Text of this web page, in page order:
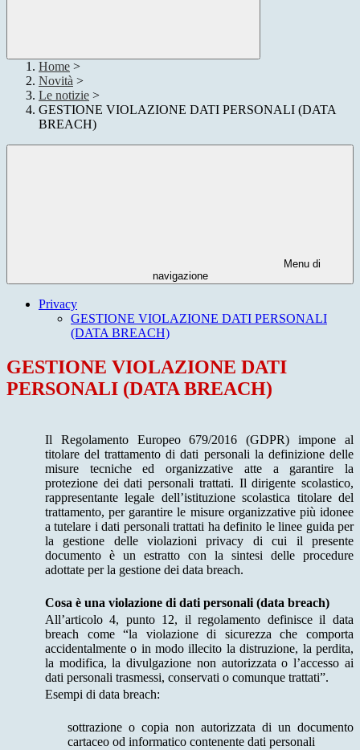
Home >
Novità >
Le notizie >
GESTIONE VIOLAZIONE DATI PERSONALI (DATA
BREACH)
Menu di
navigazione
Privacy
GESTIONE VIOLAZIONE DATI PERSONALI
(DATA BREACH)
GESTIONE VIOLAZIONE DATI
PERSONALI (DATA BREACH)
Il Regolamento Europeo 679/2016 (GDPR) impone al
titolare del trattamento di dati personali la definizione delle
misure tecniche ed organizzative atte a garantire la
protezione dei dati personali trattati. Il dirigente scolastico,
rappresentante legale dell’istituzione scolastica titolare del
trattamento, per garantire le misure organizzative più idonee
a tutelare i dati personali trattati ha definito le linee guida per
la gestione delle violazioni privacy di cui il presente
documento è un estratto con la sintesi delle procedure
adottate per la gestione dei data breach.
Cosa è una violazione di dati personali (data breach)
All’articolo 4, punto 12, il regolamento definisce il data
breach come “la violazione di sicurezza che comporta
accidentalmente o in modo illecito la distruzione, la perdita,
la modifica, la divulgazione non autorizzata o l’accesso ai
dati personali trasmessi, conservati o comunque trattati”.
Esempi di data breach:
sottrazione o copia non autorizzata di un documento
cartaceo od informatico contenente dati personali